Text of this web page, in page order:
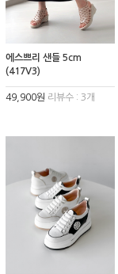
에스쁘리 샌들 5cm
(417V3)
49,900원 리뷰수 : 3개